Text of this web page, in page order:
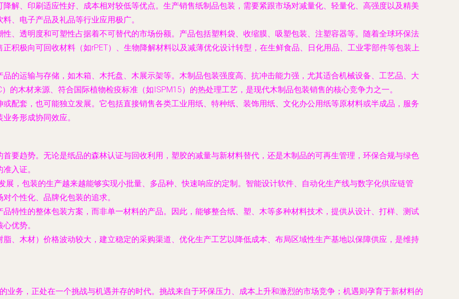
解、印刷适应性好、成本相对较低等优点。生产销售纸制品包装，需要紧跟市场对减量化、轻量化、高强度以及精美
、电子产品及礼品等行业应用极广。
性、透明度和可塑性占据着不可替代的市场份额。产品包括塑料袋、收缩膜、吸塑包装、注塑容器等。随着全球环保法
积极向可回收材料（如rPET）、生物降解材料以及减薄优化设计转型，在生鲜食品、日化用品、工业零部件等包装上
品的运输与存储，如木箱、木托盘、木展示架等。木制品包装强度高、抗冲击能力强，尤其适合机械设备、工艺品、大
的木材来源、符合国际植物检疫标准（如ISPM15）的热处理工艺，是现代木制品包装销售的核心竞争力之一。
或配套，也可能独立发展。它包括直接销售各类工业用纸、特种纸、装饰用纸、文化办公用纸等原材料或半成品，服务
务形成协同效应。
首要趋势。无论是纸品的森林认证与回收利用，塑胶的减量与新材料替代，还是木制品的可再生管理，环保合规与绿色
入证。
展，包装的生产越来越能够实现小批量、多品种、快速响应的定制。智能设计软件、自动化生产线与数字化供应链管
个性化、品牌化包装的追求。
品特性的整体包装方案，而非单一材料的产品。因此，能够整合纸、塑、木等多种材料技术，提供从设计、打样、测试
优势。
脂、木材）价格波动较大，建立稳定的采购渠道、优化生产工艺以降低成本、布局区域性生产基地以保障供应，是维持
业务，正处在一个挑战与机遇并存的时代。挑战来自于环保压力、成本上升和激烈的市场竞争；机遇则孕育于新材料的